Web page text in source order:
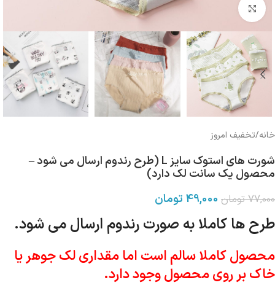
بزرگنمایی تصویر
خانه/تخفیف امروز
شورت های استوک سایز L (طرح رندوم ارسال می شود –
محصول یک سانت لک دارد)
77,000 تومان 49,000 تومان
طرح ها کاملا به صورت رندوم ارسال می شود.
محصول کاملا سالم است اما مقداری لک جوهر یا
خاک بر روی محصول وجود دارد.